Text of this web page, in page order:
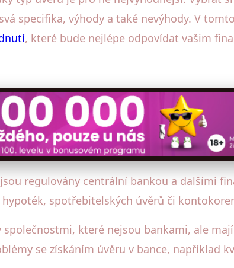
specifika, výhody a také nevýhody. V
, které bude nejlépe odpovídat vašim
regulovány centrální bankou a dalšími
spotřebitelských úvěrů či
které nejsou bankami, ale
se získáním úvěru v bance, například